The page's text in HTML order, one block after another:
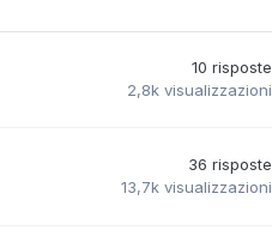
10 risposte
2,8k visualizzazioni
36 risposte
13,7k visualizzazioni